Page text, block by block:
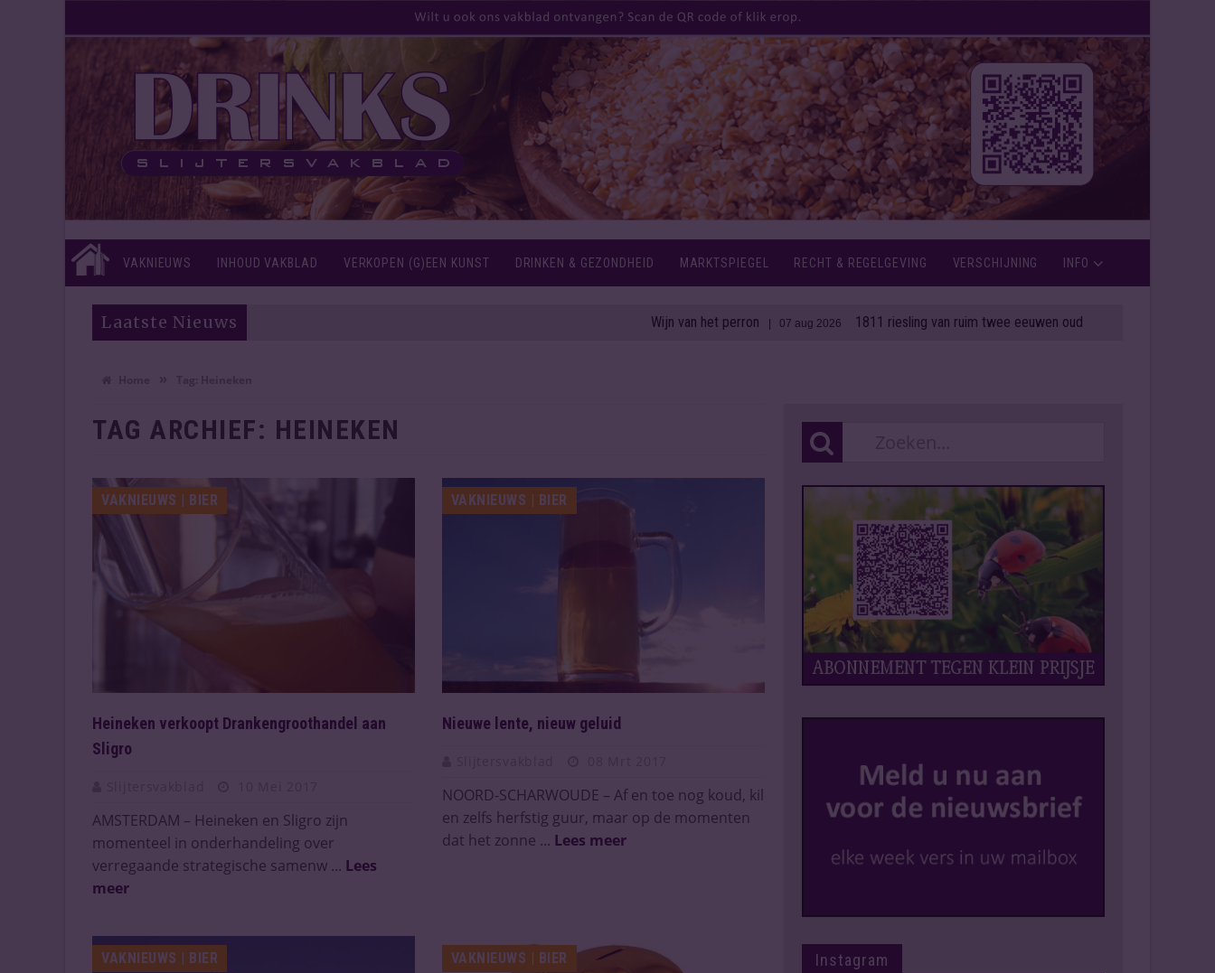
VAKNIEUWS INHOUD VAKBLAD VERKOPEN (G)EEN KUNST DRINKEN & GEZONDHEID MARKTSPIEGEL RECHT & REGELGEVING VERSCHIJNING INFO
Laatste Nieuws Wijn van het perron | 07 aug 2026 1811 riesling van ruim twee eeuwen oud onder de hamer
TAG ARCHIEF: HEINEKEN
VAKNIEUWS | BIER
Heineken verkoopt Drankengroothandel aan
Sligro
AMSTERDAM – Heineken en Sligro zijn
momenteel in onderhandeling over
verregaande strategische samenw ... Lees
meer
VAKNIEUWS | BIER
Nieuwe lente, nieuw geluid
NOORD-SCHARWOUDE – Af en toe nog koud, kil
en zelfs herfstig guur, maar op de momenten
dat het zonne ... Lees meer
VAKNIEUWS | BIER VAKNIEUWS | BIER Instagram